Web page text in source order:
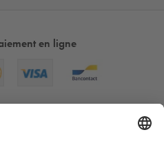
en ligne